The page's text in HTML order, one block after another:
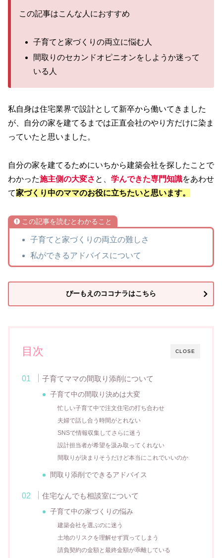
この記事はこんな人におすすめ
子育てと家づくりの両立に悩む人
間取りのセカンドオピニオンをしようか迷って
いる人
私自身は住宅業界で設計として新卒から働いてきました
が、自分の家を建てるまでは正直会社のやり方だけに染ま
っていたと思いました。
自分の家を建てるためにいちから建築会社を探したことで
わかった施主側の大変さ と、 学んできた専門知識をあわせ
て家づくり中のママのお役に立ちたいと思います。
この記事を読むとわかること
子育てと家づくりの両立の難しさ
私ができるアドバイスについて
ぴーもえのココナラはこちら
CLOSE
目次
子育てママの間取り添削について
子育て中の間取り決めは大変
忙しい子育て中で注文住宅の打ち合わせ
夫婦で話し合う時間がとれない
SNSで情報収集してさらに迷う
設計担当者が希望を汲み取ってくれない
間取りが決まりそうだけど本当にこれでいいのか
間取り添削でできるアドバイス
住宅なんでも相談室について
子育て中の家づくりの悩み
建築会社を選ぶのに迷う
土地のリスクを理解せず買ってしまう
請負契約の金額と最終金額が乖離している